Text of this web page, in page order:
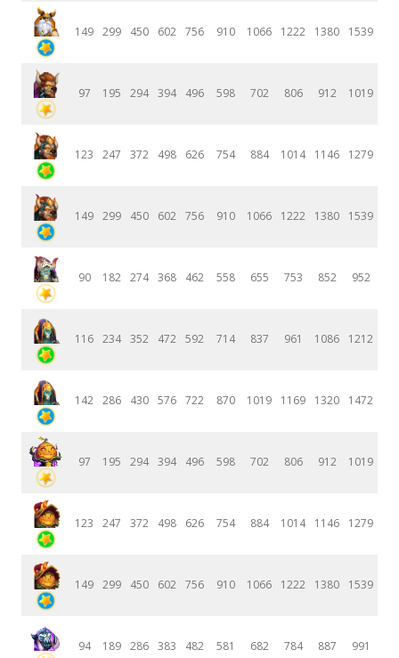
149 299 450 602 756 910 1066 1222 1380 1539
97 195 294 394 496 598 702 806 912 1019
123 247 372 498 626 754 884 1014 1146 1279
149 299 450 602 756 910 1066 1222 1380 1539
90 182 274 368 462 558 655 753 852 952
116 234 352 472 592 714 837 961 1086 1212
142 286 430 576 722 870 1019 1169 1320 1472
97 195 294 394 496 598 702 806 912 1019
123 247 372 498 626 754 884 1014 1146 1279
149 299 450 602 756 910 1066 1222 1380 1539
94 189 286 383 482 581 682 784 887 991